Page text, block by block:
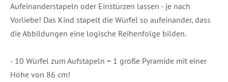
Aufeinanderstapeln oder Einstürzen lassen - je nach
Vorliebe! Das Kind stapelt die Würfel so aufeinander, dass
die Abbildungen eine logische Reihenfolge bilden.
- 10 Würfel zum Aufstapeln = 1 große Pyramide mit einer
Höhe von 86 cm!